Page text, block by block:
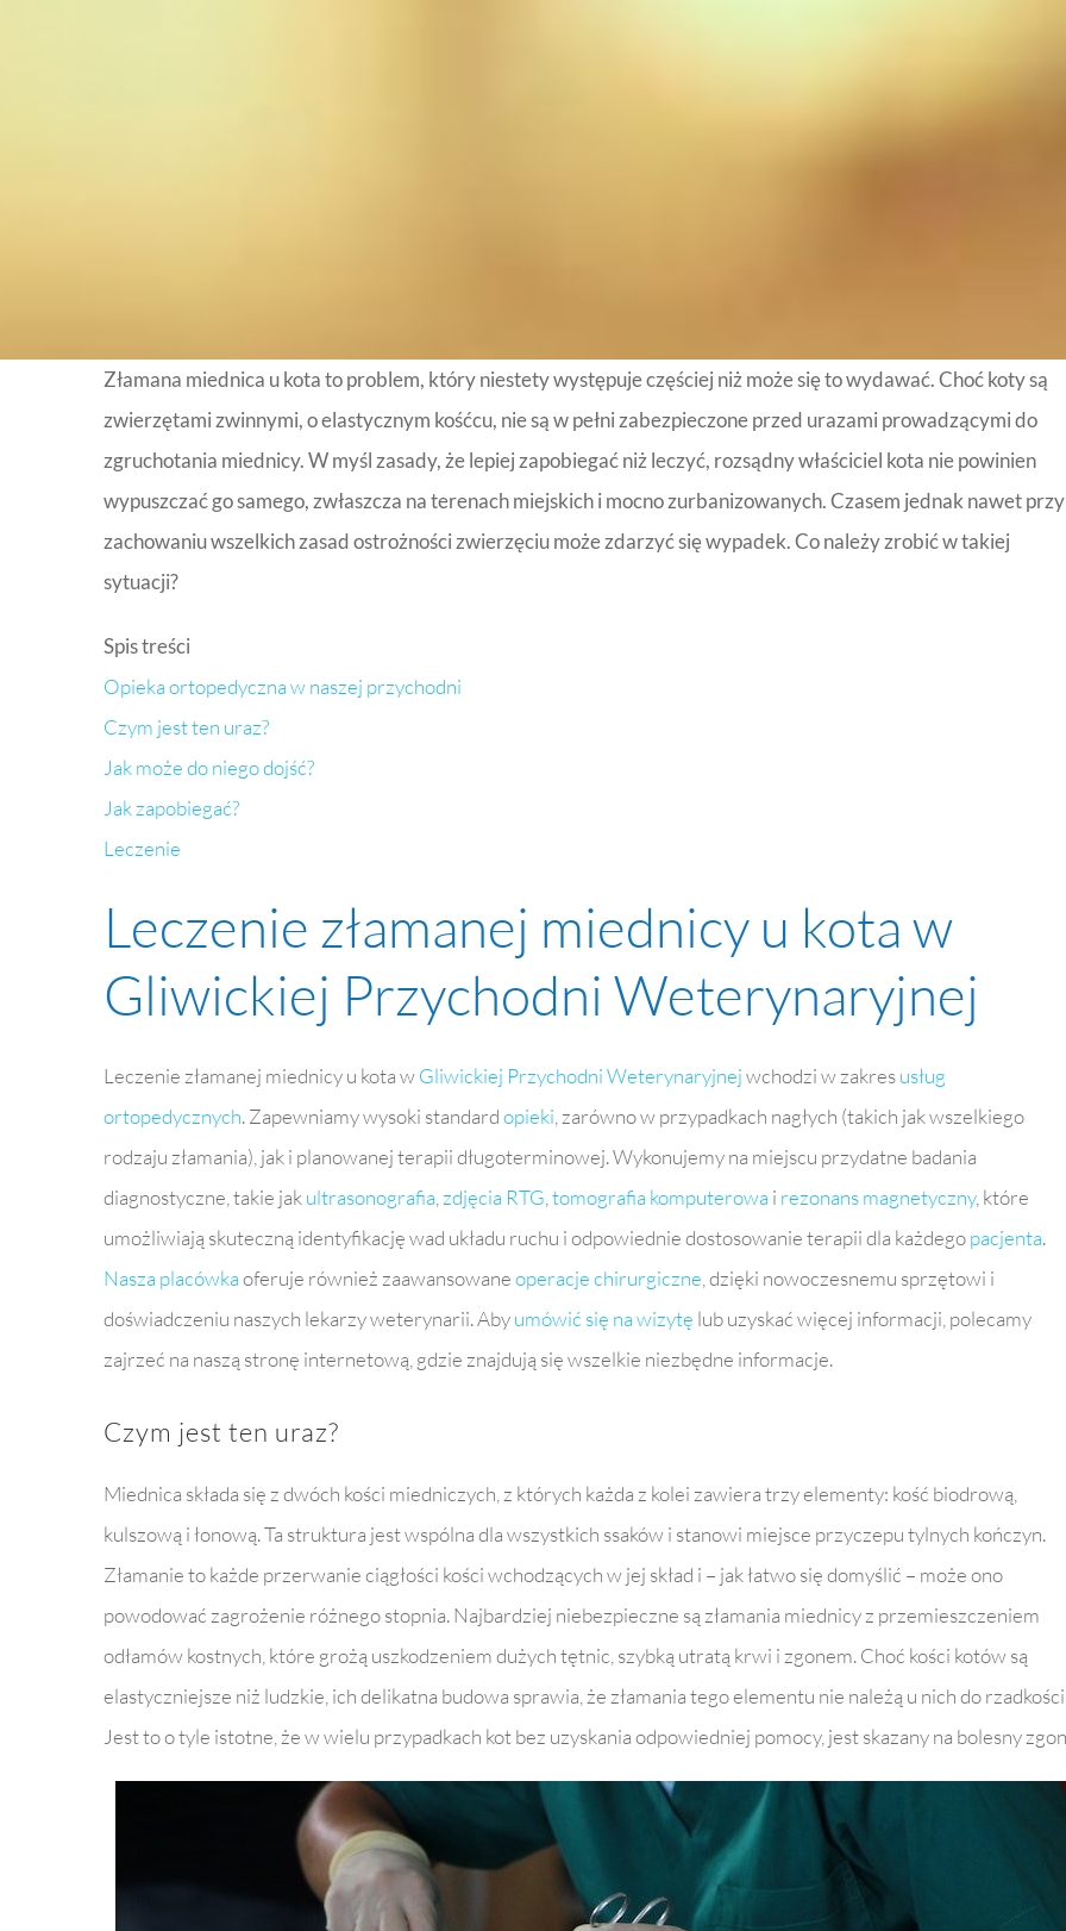
Złamana miednica u kota to problem, który niestety występuje częściej niż może się to wydawać. Choć koty są
zwierzętami zwinnymi, o elastycznym kośćcu, nie są w pełni zabezpieczone przed urazami prowadzącymi do
zgruchotania miednicy. W myśl zasady, że lepiej zapobiegać niż leczyć, rozsądny właściciel kota nie powinien
wypuszczać go samego, zwłaszcza na terenach miejskich i mocno zurbanizowanych. Czasem jednak nawet przy
zachowaniu wszelkich zasad ostrożności zwierzęciu może zdarzyć się wypadek. Co należy zrobić w takiej
sytuacji?
Spis treści
Opieka ortopedyczna w naszej przychodni
Czym jest ten uraz?
Jak może do niego dojść?
Jak zapobiegać?
Leczenie
Leczenie złamanej miednicy u kota w
Gliwickiej Przychodni Weterynaryjnej
Leczenie złamanej miednicy u kota wGliwickiej Przychodni Weterynaryjnejwchodzi w zakresusług
ortopedycznych. Zapewniamy wysoki standardopieki , zarówno w przypadkach nagłych (takich jak wszelkiego
rodzaju złamania), jak i planowanej terapii długoterminowej. Wykonujemy na miejscu przydatne badania
diagnostyczne, takie jakultrasonografia zdjęcia RTG tomografia komputerowa i rezonans magnetyczny, które
umożliwiają skuteczną identyfikację wad układu ruchu i odpowiednie dostosowanie terapii dla każdegopacjenta.
Nasza placówkaoferuje również zaawansowaneoperacje chirurgiczne , dzięki nowoczesnemu sprzętowi i
doświadczeniu naszych lekarzy weterynarii. Abyumówić się na wizytę lub uzyskać więcej informacji, polecamy
zajrzeć na naszą stronę internetową, gdzie znajdują się wszelkie niezbędne informacje.
Czym jest ten uraz?
Miednica składa się z dwóch kości miedniczych, z których każda z kolei zawiera trzy elementy: kość biodrową,
kulszową i łonową. Ta struktura jest wspólna dla wszystkich ssaków i stanowi miejsce przyczepu tylnych kończyn.
Złamanie to każde przerwanie ciągłości kości wchodzących w jej skład i – jak łatwo się domyślić – może ono
powodować zagrożenie różnego stopnia. Najbardziej niebezpieczne są złamania miednicy z przemieszczeniem
odłamów kostnych, które grożą uszkodzeniem dużych tętnic, szybką utratą krwi i zgonem. Choć kości kotów są
elastyczniejsze niż ludzkie, ich delikatna budowa sprawia, że złamania tego elementu nie należą u nich do
Jest to o tyle istotne, że w wielu przypadkach kot bez uzyskania odpowiedniej pomocy, jest skazany na bolesny